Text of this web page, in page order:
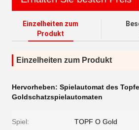
Einzelheiten zum
Produkt
Einzelheiten zum Produkt
Hervorheben: Spielautomat des
Goldschatzspielautomaten
Spiel: TOPF O Gold